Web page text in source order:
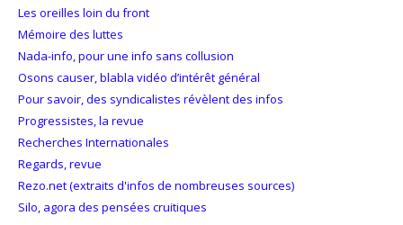
Les oreilles loin du front
Mémoire des luttes
Nada-info, pour une info sans collusion
Osons causer, blabla vidéo d’intérêt général
Pour savoir, des syndicalistes révèlent des infos
Progressistes, la revue
Recherches Internationales
Regards, revue
Rezo.net (extraits d'infos de nombreuses sources)
Silo, agora des pensées cruitiques